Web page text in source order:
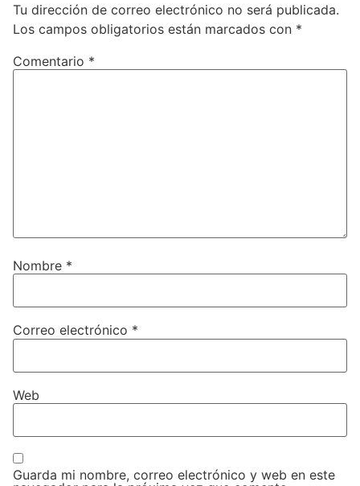
Tu dirección de correo electrónico no será publicada.
Los campos obligatorios están marcados con *
Comentario *
Nombre *
Correo electrónico *
Web
Guarda mi nombre, correo electrónico y web en este